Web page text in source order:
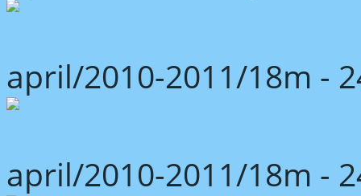
april/2010-2011/18m -
april/2010-2011/18m -